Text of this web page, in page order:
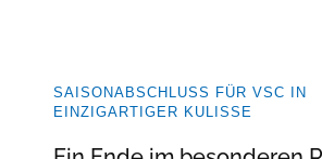
SAISONABSCHLUSS FÜR VSC IN
EINZIGARTIGER KULISSE